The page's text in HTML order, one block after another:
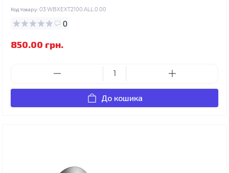
Код товару: 03.WBXEXT2100.ALL.0.00
0
850.00 грн.
До кошика